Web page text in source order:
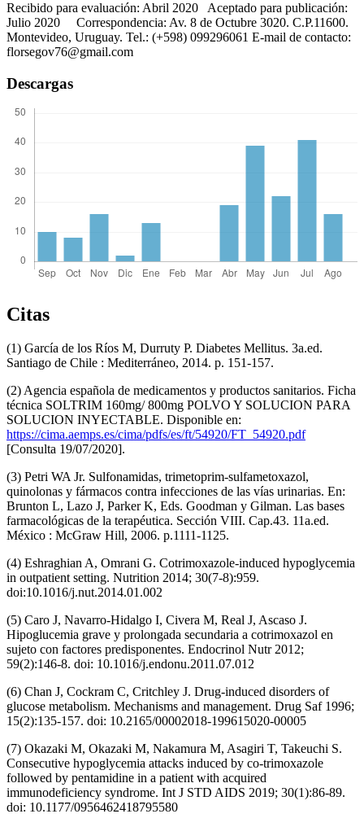
Recibido para evaluación: Abril 2020 Aceptado para publicación:
Julio 2020 Correspondencia: Av. 8 de Octubre 3020. C.P.11600.
Montevideo, Uruguay. Tel.: (+598) 099296061 E-mail de contacto:
florsegov76@gmail.com
Descargas
Citas
(1) García de los Ríos M, Durruty P. Diabetes Mellitus. 3a.ed.
Santiago de Chile : Mediterráneo, 2014. p. 151-157.
(2) Agencia española de medicamentos y productos sanitarios. Ficha
técnica SOLTRIM 160mg/ 800mg POLVO Y SOLUCION PARA
SOLUCION INYECTABLE. Disponible en:
https://cima.aemps.es/cima/pdfs/es/ft/54920/FT_54920.pdf
[Consulta 19/07/2020].
(3) Petri WA Jr. Sulfonamidas, trimetoprim-sulfametoxazol,
quinolonas y fármacos contra infecciones de las vías urinarias. En:
Brunton L, Lazo J, Parker K, Eds. Goodman y Gilman. Las bases
farmacológicas de la terapéutica. Sección VIII. Cap.43. 11a.ed.
México : McGraw Hill, 2006. p.1111-1125.
(4) Eshraghian A, Omrani G. Cotrimoxazole-induced hypoglycemia
in outpatient setting. Nutrition 2014; 30(7-8):959.
doi:10.1016/j.nut.2014.01.002
(5) Caro J, Navarro-Hidalgo I, Civera M, Real J, Ascaso J.
Hipoglucemia grave y prolongada secundaria a cotrimoxazol en
sujeto con factores predisponentes. Endocrinol Nutr 2012;
59(2):146-8. doi: 10.1016/j.endonu.2011.07.012
(6) Chan J, Cockram C, Critchley J. Drug-induced disorders of
glucose metabolism. Mechanisms and management. Drug Saf 1996;
15(2):135-157. doi: 10.2165/00002018-199615020-00005
(7) Okazaki M, Okazaki M, Nakamura M, Asagiri T, Takeuchi S.
Consecutive hypoglycemia attacks induced by co-trimoxazole
followed by pentamidine in a patient with acquired
immunodeficiency syndrome. Int J STD AIDS 2019; 30(1):86-89.
doi: 10.1177/0956462418795580